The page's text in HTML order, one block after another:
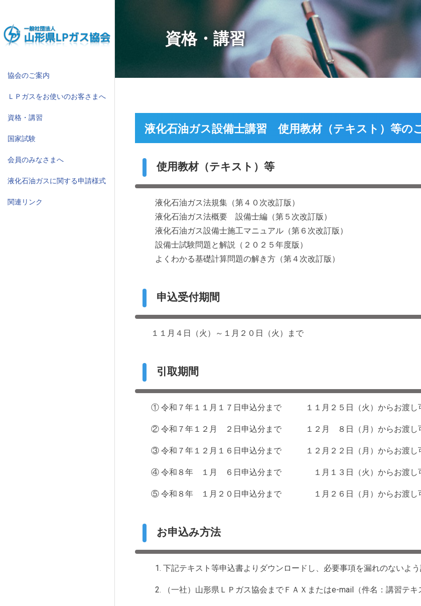
テ
ン
協会のご案内
ＬＰガスをお使いのお客さまへ
資格・講習
国家試験
会員のみなさまへ
液化石油ガスに関する申請様式
関連リンク
資格・講習
液化石油ガス設備士講習 使用教材（テキスト）等の
使用教材（テキスト）等
液化石油ガス法規集（第４０次改訂版）
液化石油ガス法概要 設備士編（第５次改訂版）
液化石油ガス設備士施工マニュアル（第６次改訂版）
設備士試験問題と解説（２０２５年度版）
よくわかる基礎計算問題の解き方（第４次改訂版）
申込受付期間
１１ 月４日（火）～１ 月２０日（火）まで
引取期間
① 令和７年１１月１７日申込分まで １１月２５日（火）からお渡し
② 令和７年１２月 ２日申込分まで １２月 ８日（月）からお渡し
③ 令和７年１２月１６日申込分まで １２月２２日（月）からお渡し
④ 令和８年 １月 ６日申込分まで １月１３日（火）からお渡し
⑤ 令和８年 １月２０日申込分まで １月２６日（月）からお渡し
お申込み方法
1. 下記テキスト等申込書よりダウンロードし、必要事項を漏れのないよ
2. （一社）山形県ＬＰガス協会までＦＡＸまたはe-mail（件名：講習テキ